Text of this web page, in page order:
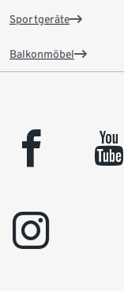
Sportgeräte
Balkonmöbel
facebook youtube
instagram